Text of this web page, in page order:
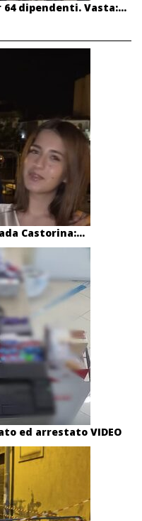
dipendenti. Vasta:...
Castorina:...
ed arrestato VIDEO